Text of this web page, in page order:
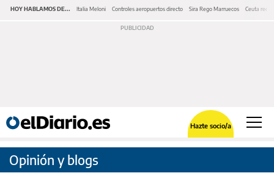
HOY HABLAMOS DE... Italia Meloni Controles aeropuertos directo Sira Rego Marruecos Ceuta
Hazte socio/a
Opinión y blogs